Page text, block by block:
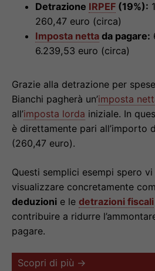
Detrazione IRPEF (19%):
260,47 euro (circa)
Imposta netta da pagare:
6.239,53 euro (circa)
Grazie alla detrazione per
Bianchi pagherà un’imposta
all’imposta lorda iniziale. In
è direttamente pari all’importo
(260,47 euro).
Questi semplici esempi spero
visualizzare concretamente
deduzioni e le detrazioni fiscali
contribuire a ridurre
pagare.
Scopri di più →